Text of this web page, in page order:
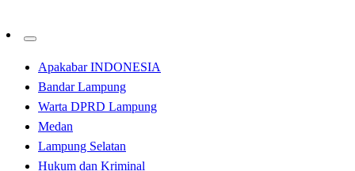
Apakabar INDONESIA
Bandar Lampung
Warta DPRD Lampung
Medan
Lampung Selatan
Hukum dan Kriminal